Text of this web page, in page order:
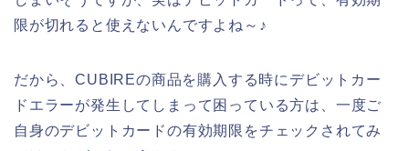
限が切れると使えないんですよね～♪
だから、CUBIREの商品を購入する時にデビットカー
ドエラーが発生してしまって困っている方は、一度ご
自身のデビットカードの有効期限をチェックされてみ